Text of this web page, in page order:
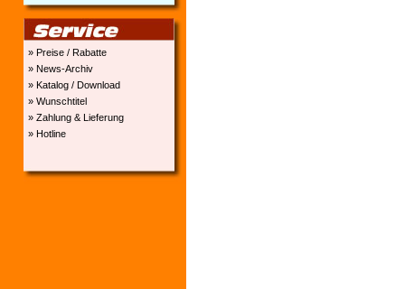
» Preise / Rabatte
» News-Archiv
» Katalog / Download
» Wunschtitel
» Zahlung & Lieferung
» Hotline